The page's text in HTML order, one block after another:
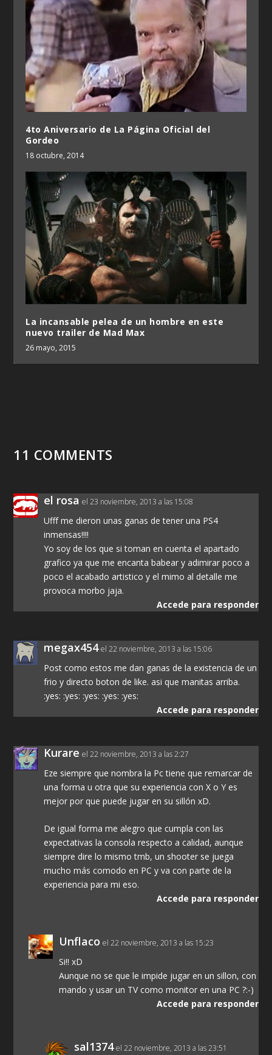
4to Aniversario de La Página Oficial del
Gordeo
18 octubre, 2014
La incansable pelea de un hombre en este
nuevo trailer de Mad Max
26 mayo, 2015
11 COMMENTS
el rosa el 23 noviembre, 2013 a las 15:08
Ufff me dieron unas ganas de tener una PS4
inmensas!!!!
Yo soy de los que si toman en cuenta el apartado
grafico ya que me encanta babear y adimirar poco a
poco el acabado artistico y el mimo al detalle me
provoca morbo jaja.
Accede para responder
megax454 el 22 noviembre, 2013 a las 15:06
Post como estos me dan ganas de la existencia de un
frio y directo boton de like. asi que manitas arriba.
:yes: :yes: :yes: :yes: :yes:
Accede para responder
Kurare el 22 noviembre, 2013 a las 2:27
Eze siempre que nombra la Pc tiene que remarcar de
una forma u otra que su experiencia con X o Y es
mejor por que puede jugar en su sillón xD.
De igual forma me alegro que cumpla con las
expectativas la consola respecto a calidad, aunque
siempre dire lo mismo tmb, un shooter se juega
mucho más comodo en PC y va con parte de la
experiencia para mi eso.
Accede para responder
Unflaco el 22 noviembre, 2013 a las 15:23
Si!! xD
Aunque no se que le impide jugar en un sillon, con
mando y usar un TV como monitor en una PC ?:-)
Accede para responder
sal1374 el 22 noviembre, 2013 a las 23:51